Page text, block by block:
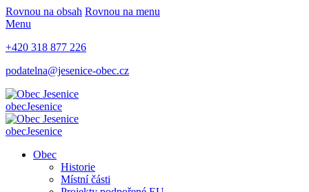
Rovnou na obsah Rovnou na menu
Menu
+420 318 877 226
podatelna@jesenice-obec.cz
obecJesenice
obecJesenice
Obec
Historie
Místní části